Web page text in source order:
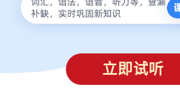
立即试听